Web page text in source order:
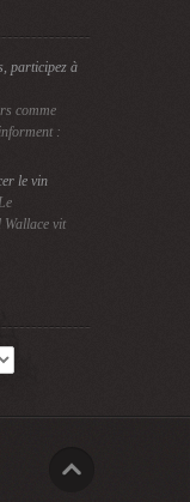
participez à
comme
:
le vin
vit